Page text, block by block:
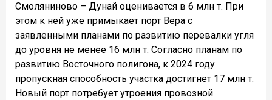
Смоляниново – Дунай оценивается в 6 млн т. При
этом к ней уже примыкает порт Вера с
заявленными планами по развитию перевалки угля
до уровня не менее 16 млн т. Согласно планам по
развитию Восточного полигона, к 2024 году
пропускная способность участка достигнет 17 млн т.
Новый порт потребует утроения провозной